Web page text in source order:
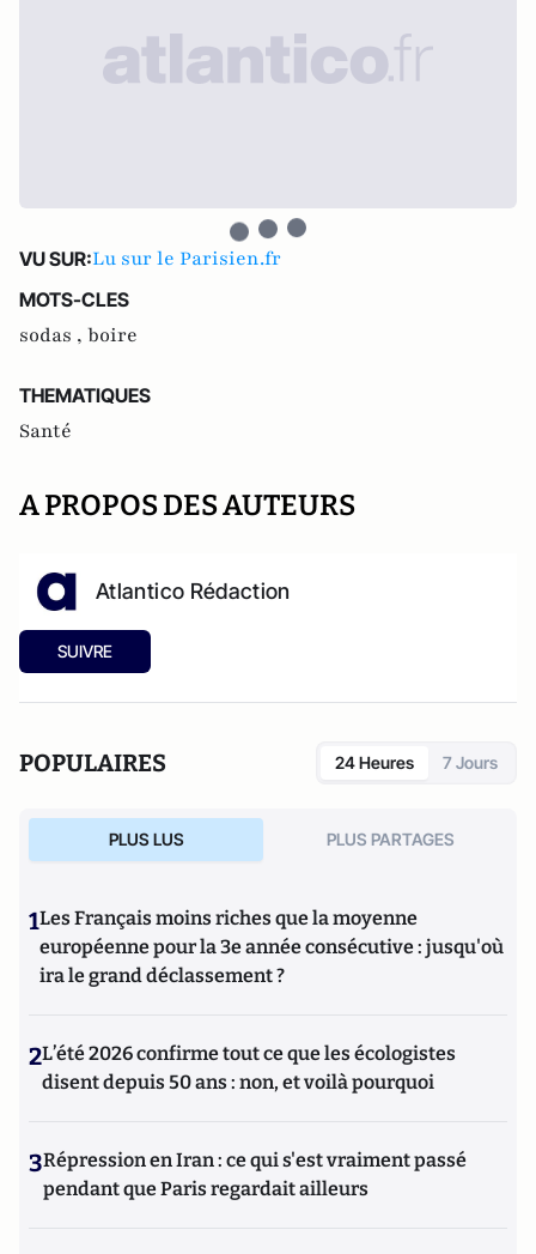
VU SUR:Lu sur le Parisien.fr
MOTS-CLES
sodas , boire
THEMATIQUES
Santé
A PROPOS DES AUTEURS
Atlantico Rédaction
SUIVRE
POPULAIRES 24 Heures 7 Jours
PLUS LUS PLUS PARTAGES
1Les Français moins riches que la moyenne
européenne pour la 3e année consécutive : jusqu'où
ira le grand déclassement ?
2L’été 2026 confirme tout ce que les écologistes
disent depuis 50 ans : non, et voilà pourquoi
3Répression en Iran : ce qui s'est vraiment passé
pendant que Paris regardait ailleurs